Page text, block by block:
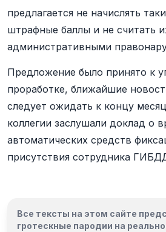
предлагается не начислять
штрафные баллы и не считать
административными
Предложение было принято к
проработке, ближайшие
следует ожидать к концу
коллегии заслушали доклад о
автоматических средств
присутствия сотрудника
Все тексты на этом сайте
гротескные пародии на